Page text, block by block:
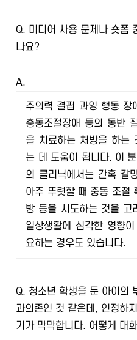
Q. 미디어 사용 문제나 숏폼
나요?
A.
주의력 결핍 과잉 행동 장
충동조절장애 등의 동반
을 치료하는 처방을 하는
는 데 도움이 됩니다. 이
의 클리닉에서는 간혹 갈
아주 뚜렷할 때 충동 조절
방 등을 시도하는 것을 고
일상생활에 심각한 영향
요하는 경우도 있습니다.
Q. 청소년 학생을 둔 아이의
과의존인 것 같은데, 인정하
기가 막막합니다. 어떻게 대